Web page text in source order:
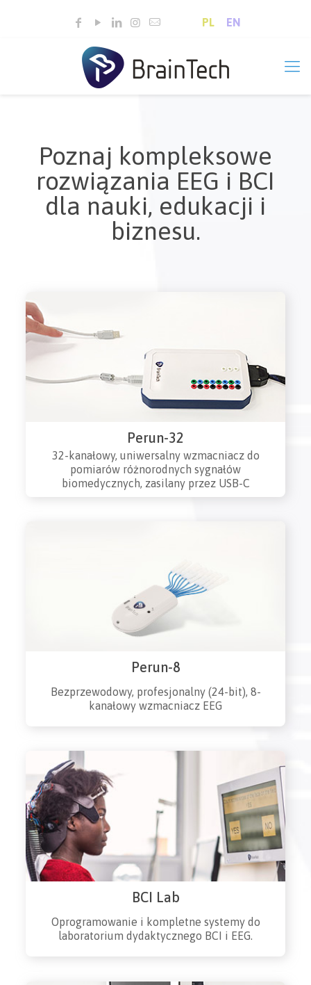
PL EN
Poznaj kompleksowe
rozwiązania EEG i BCI
dla nauki, edukacji i
biznesu.
Perun-32
32-kanałowy, uniwersalny wzmacniacz do
pomiarów różnorodnych sygnałów
biomedycznych, zasilany przez USB-C
Perun-8
Bezprzewodowy, profesjonalny (24-bit), 8-
kanałowy wzmacniacz EEG
BCI Lab
Oprogramowanie i kompletne systemy do
laboratorium dydaktycznego BCI i EEG.